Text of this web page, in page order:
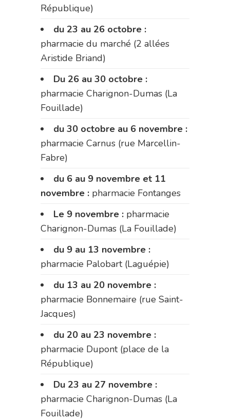
République)
du 23 au 26 octobre :
pharmacie du marché (2 allées
Aristide Briand)
Du 26 au 30 octobre :
pharmacie Charignon-Dumas (La
Fouillade)
du 30 octobre au 6 novembre :
pharmacie Carnus (rue Marcellin-
Fabre)
du 6 au 9 novembre et 11
novembre : pharmacie Fontanges
Le 9 novembre : pharmacie
Charignon-Dumas (La Fouillade)
du 9 au 13 novembre :
pharmacie Palobart (Laguépie)
du 13 au 20 novembre :
pharmacie Bonnemaire (rue Saint-
Jacques)
du 20 au 23 novembre :
pharmacie Dupont (place de la
République)
Du 23 au 27 novembre :
pharmacie Charignon-Dumas (La
Fouillade)